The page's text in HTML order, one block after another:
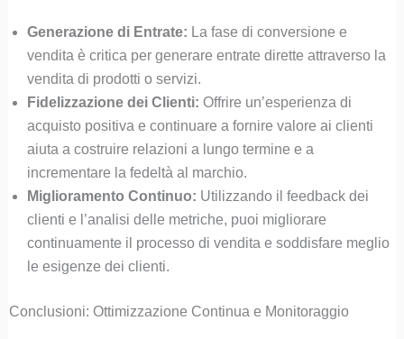
Generazione di Entrate: La fase di conversione e
vendita è critica per generare entrate dirette attraverso la
vendita di prodotti o servizi.
Fidelizzazione dei Clienti: Offrire un’esperienza di
acquisto positiva e continuare a fornire valore ai clienti
aiuta a costruire relazioni a lungo termine e a
incrementare la fedeltà al marchio.
Miglioramento Continuo: Utilizzando il feedback dei
clienti e l’analisi delle metriche, puoi migliorare
continuamente il processo di vendita e soddisfare meglio
le esigenze dei clienti.
Conclusioni: Ottimizzazione Continua e Monitoraggio